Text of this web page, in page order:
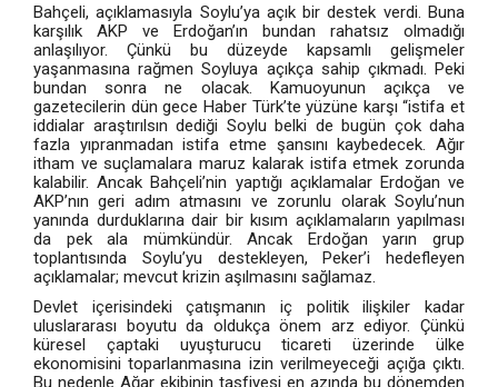
Bahçeli, açıklamasıyla Soylu’ya açık bir destek verdi. Buna
karşılık AKP ve Erdoğan’ın bundan rahatsız olmadığı
anlaşılıyor. Çünkü bu düzeyde kapsamlı gelişmeler
yaşanmasına rağmen Soyluya açıkça sahip çıkmadı. Peki
bundan sonra ne olacak. Kamuoyunun açıkça ve
gazetecilerin dün gece Haber Türk’te yüzüne karşı “istifa et
iddialar araştırılsın dediği Soylu belki de bugün çok daha
fazla yıpranmadan istifa etme şansını kaybedecek. Ağır
itham ve suçlamalara maruz kalarak istifa etmek zorunda
kalabilir. Ancak Bahçeli’nin yaptığı açıklamalar Erdoğan ve
AKP’nın geri adım atmasını ve zorunlu olarak Soylu’nun
yanında durduklarına dair bir kısım açıklamaların yapılması
da pek ala mümkündür. Ancak Erdoğan yarın grup
toplantısında Soylu’yu destekleyen, Peker’i hedefleyen
açıklamalar; mevcut krizin aşılmasını sağlamaz.
Devlet içerisindeki çatışmanın iç politik ilişkiler kadar
uluslararası boyutu da oldukça önem arz ediyor. Çünkü
küresel çaptaki uyuşturucu ticareti üzerinde ülke
ekonomisini toparlanmasına izin verilmeyeceği açığa çıktı.
Bu nedenle Ağar ekibinin tasfiyesi en azında bu dönemden